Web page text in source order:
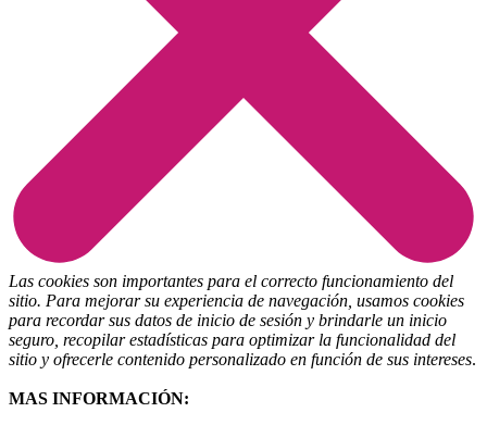
Las cookies son importantes para el correcto funcionamiento del
sitio. Para mejorar su experiencia de navegación, usamos cookies
para recordar sus datos de inicio de sesión y brindarle un inicio
seguro, recopilar estadísticas para optimizar la funcionalidad del
sitio y ofrecerle contenido personalizado en función de sus intereses.
MAS INFORMACIÓN: